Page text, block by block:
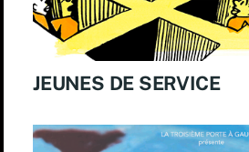
JEUNES DE SERVICE